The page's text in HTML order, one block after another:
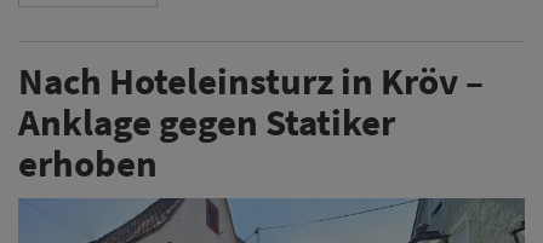
Nach Hoteleinsturz in Kröv –
Anklage gegen Statiker
erhoben